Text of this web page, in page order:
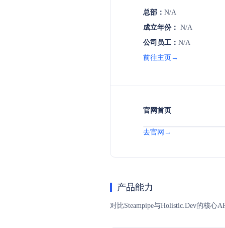
总部： N/A
成立年份： N/A
公司员工： N/A
前往主页→
官网首页
去官网→
产品能力
对比Steampipe与Holistic.Dev的核心